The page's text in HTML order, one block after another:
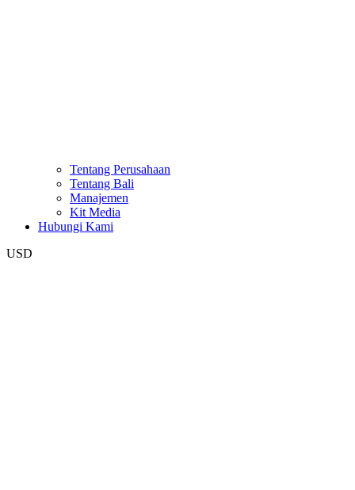
Tentang Perusahaan
Tentang Bali
Manajemen
Kit Media
Hubungi Kami
USD